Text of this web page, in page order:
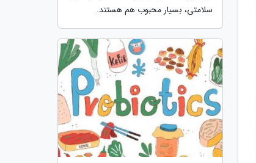
سلامتی، بسیار محبوب هم هستند.